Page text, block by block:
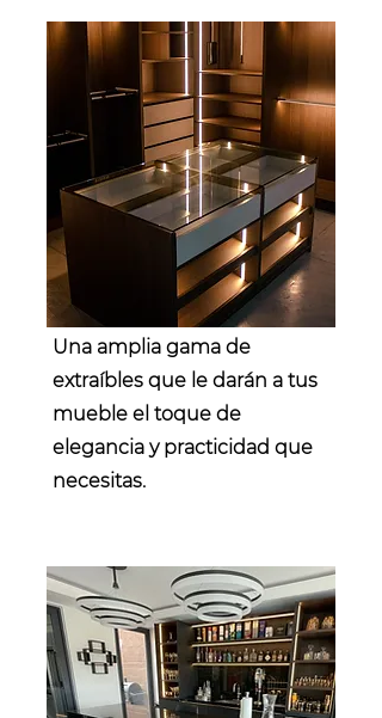
Service Name
Una amplia gama de
extraíbles que le darán a tus
mueble el toque de
elegancia y practicidad que
necesitas.